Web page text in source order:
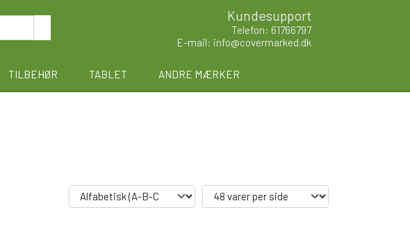
Kundesupport
Telefon: 61766797
E-mail: info@covermarked.dk
TILBEHØR TABLET ANDRE MÆRKER